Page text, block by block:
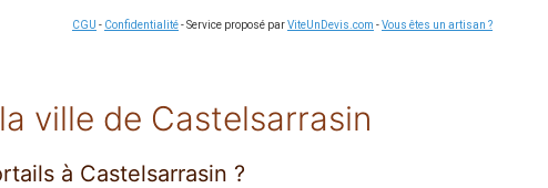
CGU - Confidentialité- Service proposé parViteUnDevis.com -Vous êtes un artisan ?
ville de Castelsarrasin
à Castelsarrasin ?